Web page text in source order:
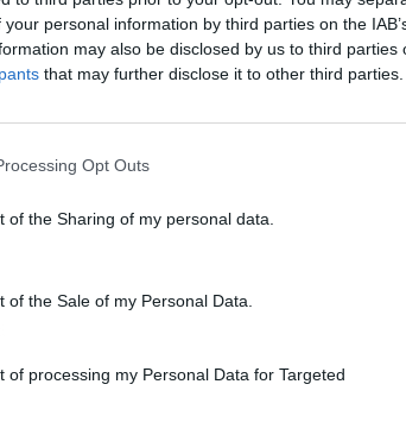
personal information by third parties on the
may also be disclosed by us to third parties
that may further disclose it to other third parties.
Opt Outs
of the Sharing of my personal data.
of the Sale of my Personal Data.
of processing my Personal Data for Targeted